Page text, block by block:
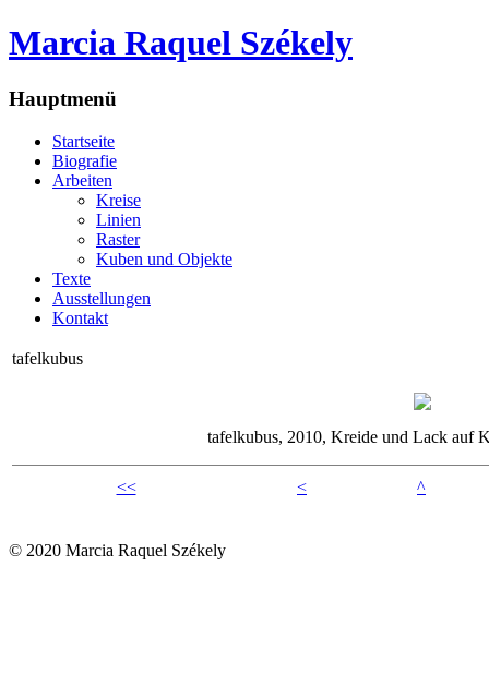
Marcia Raquel Székely
Hauptmenü
Startseite
Biografie
Arbeiten
Kreise
Linien
Raster
Kuben und Objekte
Texte
Ausstellungen
Kontakt
tafelkubus
tafelkubus, 2010, Kreide und Lack auf
<< < ^
© 2020 Marcia Raquel Székely